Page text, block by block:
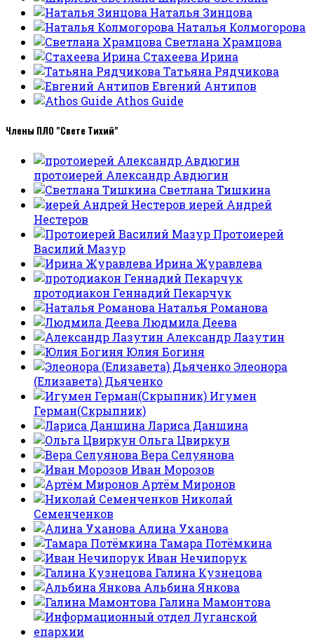
Наталья Зинцова
Наталья Колмогорова
Светлана Храмцова
Стахеева Ирина
Татьяна Рядчикова
Евгений Антипов
Athos Guide
Члены ПЛО "Свете Тихий"
протоиерей Александр Авдюгин
Светлана Тишкина
иерей Андрей
Нестеров
Протоиерей
Василий Мазур
Ирина Журавлева
протодиакон Геннадий Пекарчук
Наталья Романова
Людмила Деева
Александр Лазутин
Юлия Богиня
Элеонора
(Елизавета) Дьяченко
Игумен
Герман(Скрыпник)
Лариса Даншина
Ольга Цвиркун
Вера Селуянова
Иван Морозов
Артём Миронов
Николай
Семенченков
Алина Уханова
Тамара Потёмкина
Иван Нечипорук
Галина Кузнецова
Альбина Янкова
Галина Мамонтова